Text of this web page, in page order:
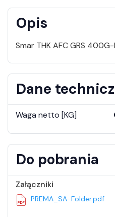
Opis
Smar THK AFC GRS
Dane
Waga netto [KG]
Do pobrania
Załączniki
PREMA_SA-Folder.pdf